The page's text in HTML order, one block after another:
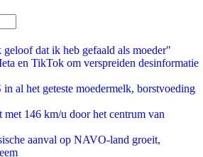
dat ik heb gefaald als moeder"
en TikTok om verspreiden desinformatie
al het geteste moedermelk, borstvoeding
met 146 km/u door het centrum van
aanval op NAVO-land groeit,